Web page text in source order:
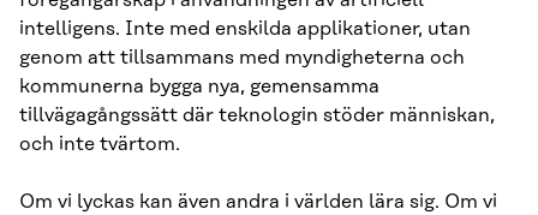
intelligens. Inte med enskilda applikationer, utan
genom att tillsammans med myndigheterna och
kommunerna bygga nya, gemensamma
tillvägagångssätt där teknologin stöder människan,
och inte tvärtom.
Om vi lyckas kan även andra i världen lära sig. Om vi